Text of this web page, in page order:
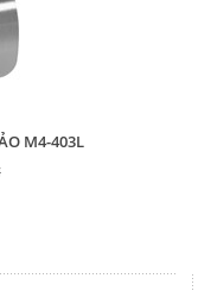
M4-403L